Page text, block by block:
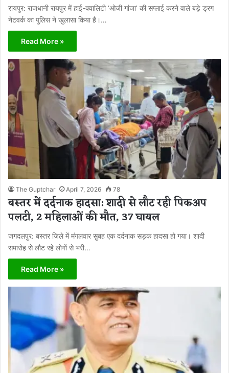
रायपुर: राजधानी रायपुर में हाई-क्वालिटी ‘ओजी गांजा’ की सप्लाई करने वाले बड़े ड्रग
नेटवर्क का पुलिस ने खुलासा किया है।…
Read More »
The Guptchar April 7, 2026 78
बस्तर में दर्दनाक हादसा: शादी से लौट रही पिकअप
पलटी, 2 महिलाओं की मौत, 37 घायल
जगदलपुर: बस्तर जिले में मंगलवार सुबह एक दर्दनाक सड़क हादसा हो गया। शादी
समारोह से लौट रहे लोगों से भरी…
Read More »